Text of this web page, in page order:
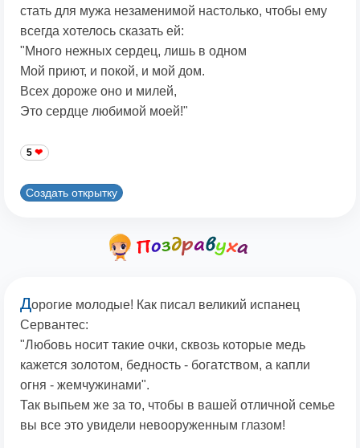
стать для мужа незаменимой настолько, чтобы ему
всегда хотелось сказать ей:
"Много нежных сердец, лишь в одном
Мой приют, и покой, и мой дом.
Всех дороже оно и милей,
Это сердце любимой моей!"
5
Создать открытку
Дорогие молодые! Как писал великий испанец
Сервантес:
"Любовь носит такие очки, сквозь которые медь
кажется золотом, бедность - богатством, а капли
огня - жемчужинами".
Так выпьем же за то, чтобы в вашей отличной семье
вы все это увидели невооруженным глазом!